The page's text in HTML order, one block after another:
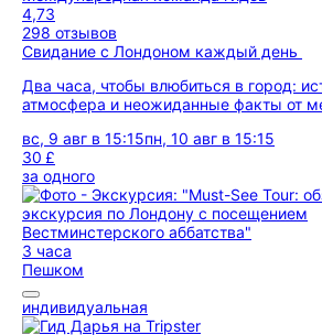
4,73
298 отзывов
Свидание с Лондоном каждый день
Два часа, чтобы влюбиться в город:
атмосфера и неожиданные факты от
вс, 9 авг в 15:15пн, 10 авг в 15:15
30 £
за одного
3 часа
Пешком
индивидуальная